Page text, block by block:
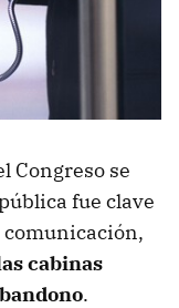
Congreso se
fue clave
comunicación,
cabinas
.